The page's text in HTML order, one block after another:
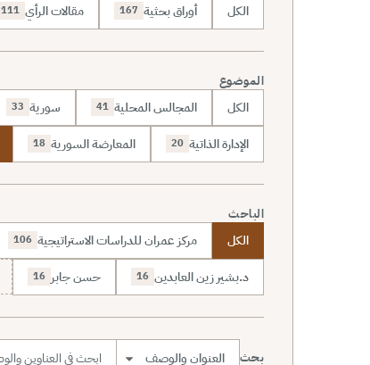
الكل أوراق بحثية 167 مقالات الرأي 111
الموضوع
الكل المجالس المحلية 41 سورية 33
الإدارة الذاتية 20 المعارضة السورية 18
الباحث
الكل مركز عمران للدراسات الاستراتيجية 106
د.بشير زين العابدين 16 حسن جابر 16
بحث